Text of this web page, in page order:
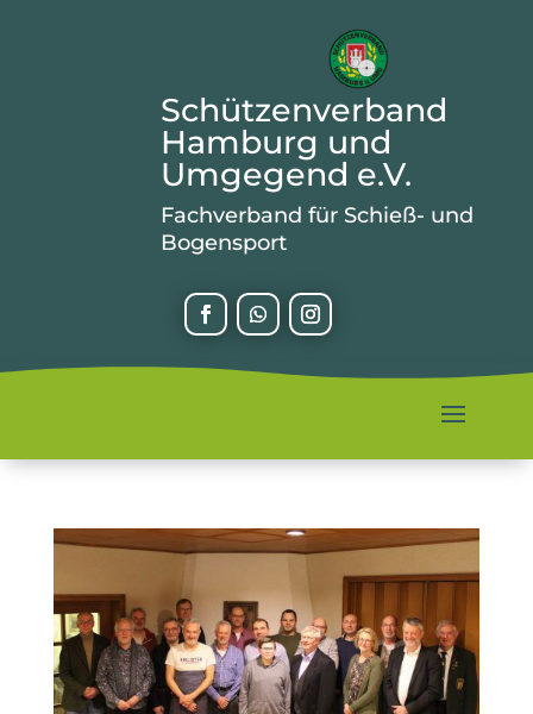
Schützenverband
Hamburg und
Umgegend e.V.
Fachverband für Schieß- und
Bogensport